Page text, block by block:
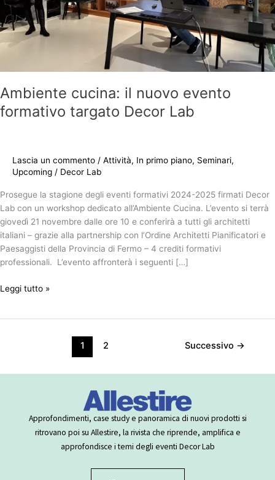
Ambiente cucina: il nuovo evento
formativo targato Decor Lab
Lascia un commento / Attività, In primo piano, Seminari,
Upcoming / Decor Lab
Prosegue la stagione degli eventi formativi 2024-2025 firmati Decor
Lab con un workshop dedicato all’Ambiente Cucina. L’evento si terrà
giovedì 21 novembre dalle ore 10 e conferirà a tutti gli architetti
italiani – grazie alla partnership con l’Ordine Architetti Pianificatori e
Paesaggisti della Provincia di Fermo – 4 crediti formativi
professionali. L’evento affronterà i seguenti […]
Leggi tutto »
1 2 Successivo →
Approfondimenti, case study e panoramica di nuovi prodotti si
ritrovano poi su Allestire, la rivista che riprende, amplifica e
approfondisce i temi degli eventi Decor Lab